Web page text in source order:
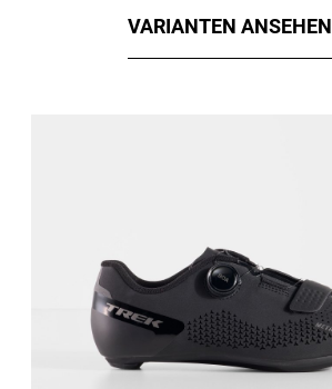
VARIANTEN ANSEHEN